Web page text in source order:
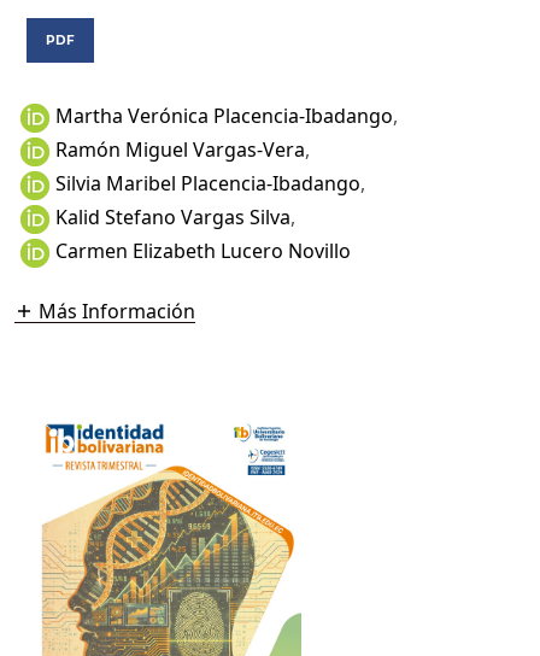
PDF
Martha Verónica Placencia-Ibadango,
Ramón Miguel Vargas-Vera,
Silvia Maribel Placencia-Ibadango,
Kalid Stefano Vargas Silva,
Carmen Elizabeth Lucero Novillo
Más Información